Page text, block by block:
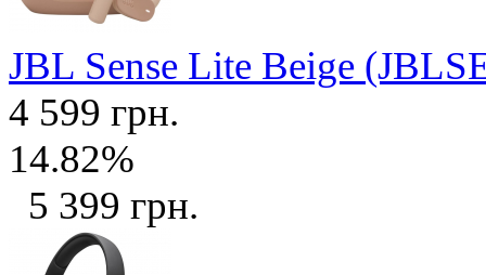
JBL Sense Lite Beige
4 599 грн.
14.82%
5 399 грн.